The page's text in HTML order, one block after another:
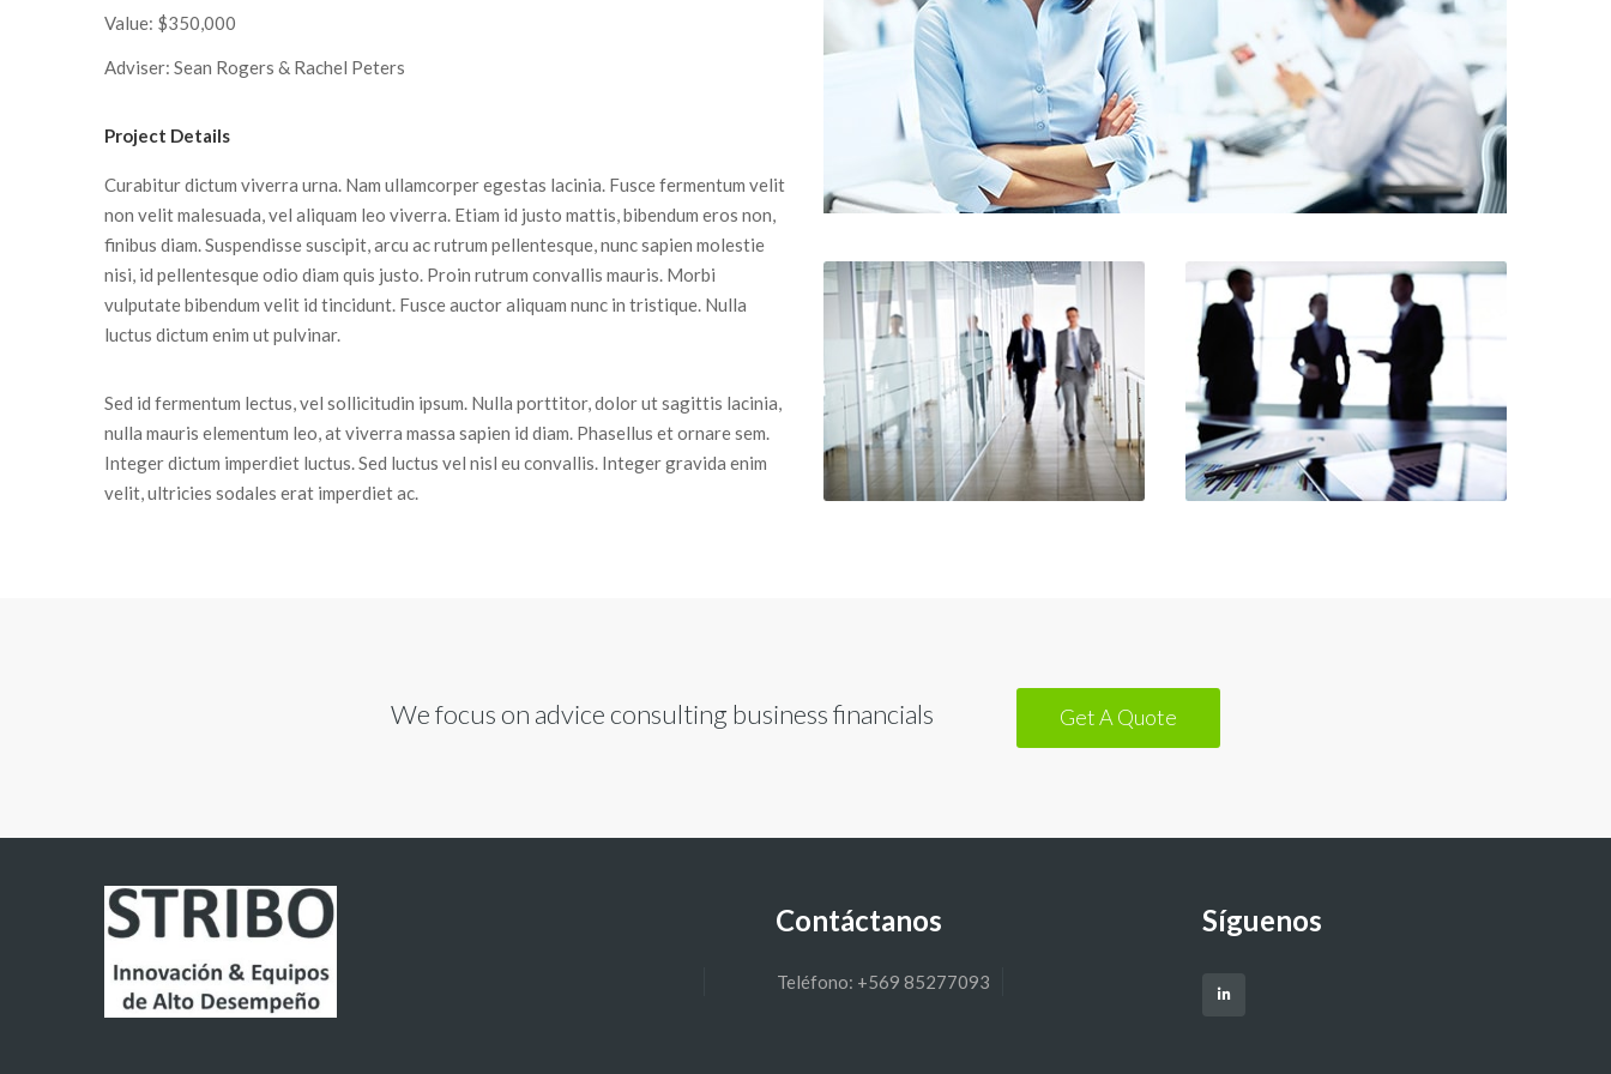
Value: $350,000
Adviser: Sean Rogers & Rachel Peters
Project Details
Curabitur dictum viverra urna. Nam ullamcorper egestas lacinia. Fusce fermentum velit
non velit malesuada, vel aliquam leo viverra. Etiam id justo mattis, bibendum eros non,
finibus diam. Suspendisse suscipit, arcu ac rutrum pellentesque, nunc sapien molestie
nisi, id pellentesque odio diam quis justo. Proin rutrum convallis mauris. Morbi
vulputate bibendum velit id tincidunt. Fusce auctor aliquam nunc in tristique. Nulla
luctus dictum enim ut pulvinar.
Sed id fermentum lectus, vel sollicitudin ipsum. Nulla porttitor, dolor ut sagittis lacinia,
nulla mauris elementum leo, at viverra massa sapien id diam. Phasellus et ornare sem.
Integer dictum imperdiet luctus. Sed luctus vel nisl eu convallis. Integer gravida enim
velit, ultricies sodales erat imperdiet ac.
We focus on advice consulting business financials Get A Quote
Contáctanos
Teléfono: +569 85277093
Síguenos